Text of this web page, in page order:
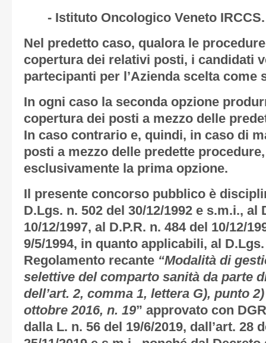
- Istituto Oncologico Veneto IRCCS.
Nel predetto caso, qualora le
copertura dei relativi posti, i candidati
partecipanti per l’Azienda scelta come
In ogni caso la seconda opzione
copertura dei posti a mezzo delle
In caso contrario e, quindi, in caso di
posti a mezzo delle predette
esclusivamente la prima opzione.
Il presente concorso pubblico è
D.Lgs. n. 502 del 30/12/1992 e s.m.i., al
10/12/1997, al D.P.R. n. 484 del 10/12/
9/5/1994, in quanto applicabili, al
Regolamento recante “Modalità di
selettive del comparto sanità da parte
dell’art. 2, comma 1, lettera G), punto
ottobre 2016, n. 19” approvato con
dalla L. n. 56 del 19/6/2019, dall’art. 28